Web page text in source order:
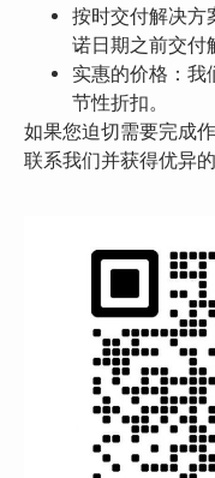
按时交付解决方
诺日期之前交付
实惠的价格：我
节性折扣。
如果您迫切需要完成
联系我们并获得优异的